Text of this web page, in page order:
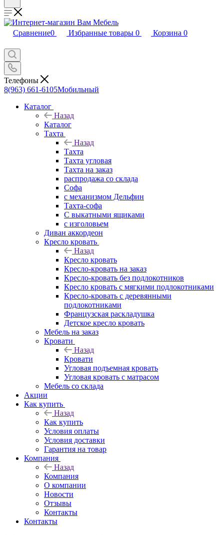
Сравнение0 Избранные товары 0 Корзина 0
Телефоны
8(963) 661-6105Мобильный
Каталог
Назад
Каталог
Тахта
Назад
Тахта
Тахта угловая
Тахта на заказ
распродажа со склада
Софа
с механизмом Дельфин
Тахта-софа
С выкатными ящиками
с изголовьем
Диван аккордеон
Кресло кровать
Назад
Кресло кровать
Кресло-кровать на заказ
Кресло-кровать без подлокотников
Кресло кровать с мягкими подлокотниками
Кресло-кровать с деревянными
подлокотниками
Французская раскладушка
Детское кресло кровать
Мебель на заказ
Кровати
Назад
Кровати
Угловая подъемная кровать
Угловая кровать с матрасом
Мебель со склада
Акции
Как купить
Назад
Как купить
Условия оплаты
Условия доставки
Гарантия на товар
Компания
Назад
Компания
О компании
Новости
Отзывы
Контакты
Контакты